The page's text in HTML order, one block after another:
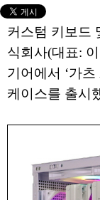
커스텀 키보드
식회사(대표:
기어에서 ‘가
케이스를 출시